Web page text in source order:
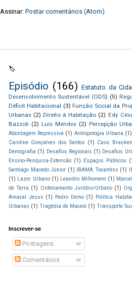
Assinar: Postar comentários (Atom)
🏷️
Episódio (166) Estatuto da
Desenvolvimento Sustentável (ODS) (5)
Déficit Habitacional (3) Função Social da
Urbanas (2) Direito à Habitação (2) Edy
Bazzoli (2) Luís Mendes (2) Percepção
Abordagem Repressiva (1) Antropologia Urbana (1)
Caroline Gonçalves dos Santos (1) Caso
Demografia (1) Desafios Regionais (1) Desafios
Ensino-Pesquisa-Extensão (1) Espaços Públicos
Santiago Macedo Júnior (1) IBAMA Tocantins (1)
(1) Lazer Urbano (1) Leandro Milhomem (1)
de Terra (1) Ordenamento Jurídico-Urbano (1)
Amaral Jesus (1) Pedro Demo (1) Política
Urbanas (1) Tragédia de Maceió (1) Transporte
Inscrever-se
Postagens
Comentários